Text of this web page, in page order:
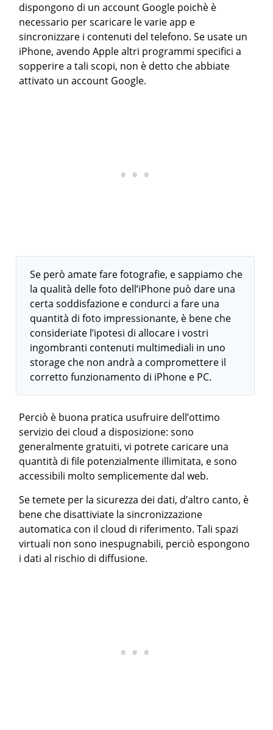
dispongono di un account Google poichè è
necessario per scaricare le varie app e
sincronizzare i contenuti del telefono. Se usate un
iPhone, avendo Apple altri programmi specifici a
sopperire a tali scopi, non è detto che abbiate
attivato un account Google.
Se però amate fare fotografie, e sappiamo che
la qualità delle foto dell’iPhone può dare una
certa soddisfazione e condurci a fare una
quantità di foto impressionante, è bene che
consideriate l’ipotesi di allocare i vostri
ingombranti contenuti multimediali in uno
storage che non andrà a compromettere il
corretto funzionamento di iPhone e PC.
Perciò è buona pratica usufruire dell’ottimo
servizio dei cloud a disposizione: sono
generalmente gratuiti, vi potrete caricare una
quantità di file potenzialmente illimitata, e sono
accessibili molto semplicemente dal web.
Se temete per la sicurezza dei dati, d’altro canto, è
bene che disattiviate la sincronizzazione
automatica con il cloud di riferimento. Tali spazi
virtuali non sono inespugnabili, perciò espongono
i dati al rischio di diffusione.